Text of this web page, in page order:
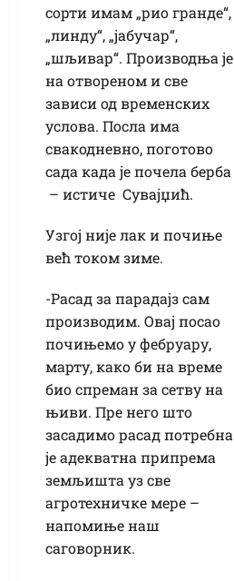
сорти имам „рио гранде“,
„линду“, „јабучар“,
„шљивар“. Производња је
на отвореном и све
зависи од временских
услова. Посла има
свакодневно, поготово
сада када је почела берба
– истиче Сувајџић.
Узгој није лак и почиње
већ током зиме.
-Расад за парадајз сам
производим. Овај посао
почињемо у фебруару,
марту, како би на време
био спреман за сетву на
њиви. Пре него што
засадимо расад потребна
је адекватна припрема
земљишта уз све
агротехничке мере –
напомиње наш
саговорник.